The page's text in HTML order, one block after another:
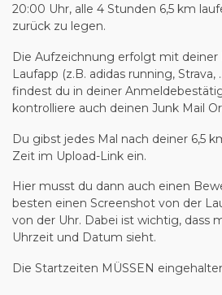
20:00 Uhr, alle 4 Stunden 6,5 km
zurück zu legen.
Die Aufzeichnung erfolgt mit deiner
Laufapp (z.B. adidas running,
findest du in deiner
kontrolliere auch deinen Junk Mail
Du gibst jedes Mal nach deiner 6,5
Zeit im Upload-Link ein.
Hier musst du dann auch einen
besten einen Screenshot von der
von der Uhr. Dabei ist wichtig, dass
Uhrzeit und Datum sieht.
Die Startzeiten MÜSSEN